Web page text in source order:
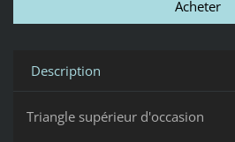
Description
Triangle supérieur d'occasion